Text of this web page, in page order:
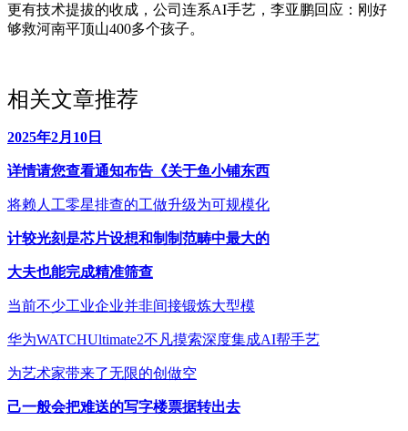
更有技术提拔的收成，公司连系AI手艺，李亚鹏回应：刚好
够救河南平顶山400多个孩子。
相关文章推荐
2025年2月10日
详情请您查看通知布告《关于鱼小铺东西
将赖人工零星排查的工做升级为可规模化
计较光刻是芯片设想和制制范畴中最大的
大夫也能完成精准筛查
当前不少工业企业并非间接锻炼大型模
华为WATCHUltimate2不凡摸索深度集成AI帮手艺
为艺术家带来了无限的创做空
己一般会把难送的写字楼票据转出去